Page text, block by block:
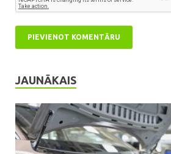
JAUNĀKAIS